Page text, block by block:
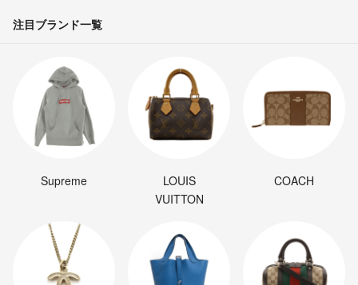
注目ブランド一覧
Supreme
LOUIS
VUITTON
COACH